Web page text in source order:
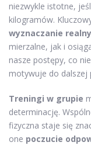
niezwykle istotne,
kilogramów.
wyznaczanie
mierzalne, jak i
nasze postępy, co
motywuje do dalszej
Treningi w grupie
determinację.
fizyczna staje się
one poczucie